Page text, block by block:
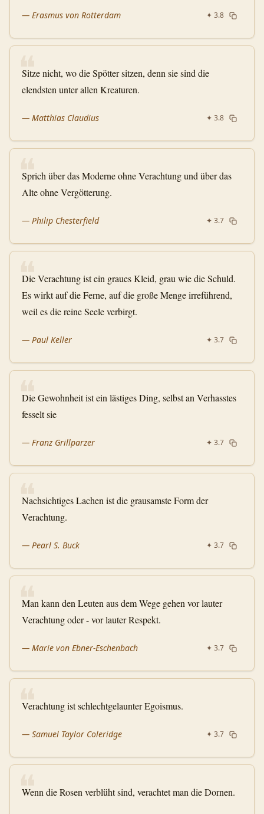
— Erasmus von Rotterdam ✦ 3.8
❝
Sitze nicht, wo die Spötter sitzen, denn sie sind die
elendsten unter allen Kreaturen.
— Matthias Claudius ✦ 3.8
❝
Sprich über das Moderne ohne Verachtung und über das
Alte ohne Vergötterung.
— Philip Chesterfield ✦ 3.7
❝
Die Verachtung ist ein graues Kleid, grau wie die Schuld.
Es wirkt auf die Ferne, auf die große Menge irreführend,
weil es die reine Seele verbirgt.
— Paul Keller ✦ 3.7
❝
Die Gewohnheit ist ein lästiges Ding, selbst an Verhasstes
fesselt sie
— Franz Grillparzer ✦ 3.7
❝
Nachsichtiges Lachen ist die grausamste Form der
Verachtung.
— Pearl S. Buck ✦ 3.7
❝
Man kann den Leuten aus dem Wege gehen vor lauter
Verachtung oder - vor lauter Respekt.
— Marie von Ebner-Eschenbach ✦ 3.7
❝
Verachtung ist schlechtgelaunter Egoismus.
— Samuel Taylor Coleridge ✦ 3.7
❝
Wenn die Rosen verblüht sind, verachtet man die Dornen.